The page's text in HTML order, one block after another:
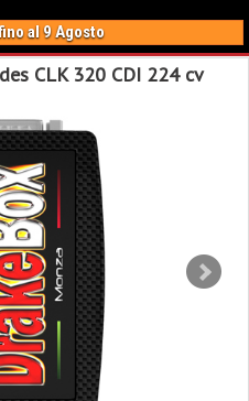
al 9 Agosto
CLK 320 CDI 224 cv